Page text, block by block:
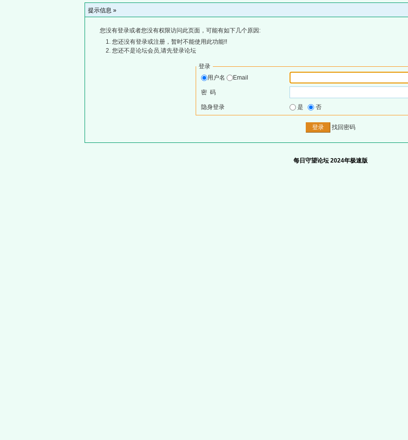
提示信息 »
您没有登录或者您没有权限访问此页面，可能有如下几个原因:
您还没有登录或注册，暂时不能使用此功能!!
您还不是论坛会员,请先登录论坛
登录
用户名
Email
密 码
隐身登录 是 否
找回密码
每日守望论坛 2024年极速版